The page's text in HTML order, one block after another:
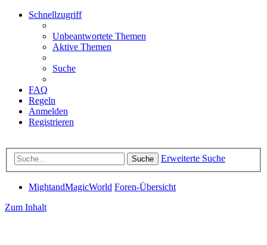
Schnellzugriff
Unbeantwortete Themen
Aktive Themen
Suche
FAQ
Regeln
Anmelden
Registrieren
Suche Erweiterte Suche
MightandMagicWorld Foren-Übersicht
Zum Inhalt